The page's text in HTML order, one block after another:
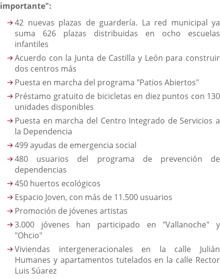
importante":
42 nuevas plazas de guardería. La red municipal ya
suma 626 plazas distribuidas en ocho escuelas
infantiles
Acuerdo con la Junta de Castilla y León para construir
dos centros más
Puesta en marcha del programa "Patios Abiertos"
Préstamo gratuito de bicicletas en diez puntos con 130
unidades disponibles
Puesta en marcha del Centro Integrado de Servicios a
la Dependencia
499 ayudas de emergencia social
480 usuarios del programa de prevención de
dependencias
450 huertos ecológicos
Espacio Joven, con más de 11.500 usuarios
Promoción de jóvenes artistas
3.000 jóvenes han participado en "Vallanoche" y
"Ohcio"
Viviendas intergeneracionales en la calle Julián
Humanes y apartamentos tutelados en la calle Rector
Luis Súarez